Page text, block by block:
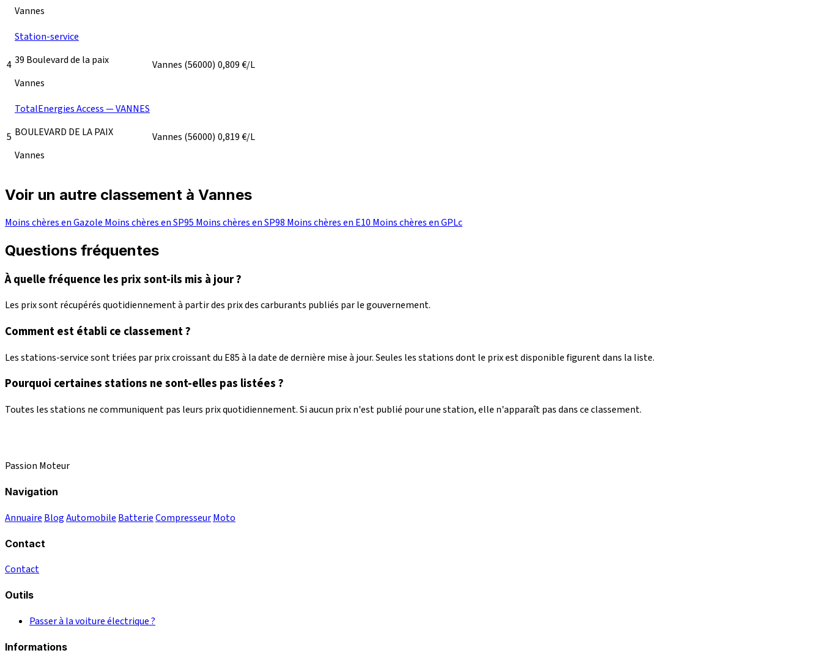
Vannes
4
Station-service
39 Boulevard de la paix
Vannes
Vannes (56000) 0,809€/L
5
TotalEnergies Access — VANNES
BOULEVARD DE LA PAIX
Vannes
Vannes (56000) 0,819€/L
Voir un autre classement à Vannes
Moins chères en Gazole Moins chères en SP95 Moins chères en SP98 Moins chères en E10 Moins chères en GPLc
Questions fréquentes
À quelle fréquence les prix sont-ils mis à jour ?
Les prix sont récupérés quotidiennement à partir des prix des carburants publiés par le gouvernement.
Comment est établi ce classement ?
Les stations-service sont triées par prix croissant du E85 à la date de dernière mise à jour. Seules les stations dont le prix est disponible figurent dans la liste.
Pourquoi certaines stations ne sont-elles pas listées ?
Toutes les stations ne communiquent pas leurs prix quotidiennement. Si aucun prix n'est publié pour une station, elle n'apparaît pas dans ce classement.
Passion Moteur
Navigation
Annuaire BlogAutomobile BatterieCompresseurMoto
Contact
Contact
Outils
Passer à la voiture électrique ?
Informations